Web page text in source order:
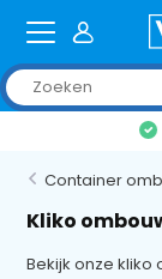
Container
Kliko
Bekijk onze